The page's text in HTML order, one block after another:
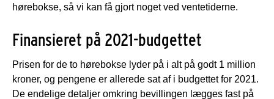
hørebokse, så vi kan få gjort noget ved ventetiderne.
Finansieret på 2021-budgettet
Prisen for de to hørebokse lyder på i alt på godt 1 million
kroner, og pengene er allerede sat af i budgettet for 2021.
De endelige detaljer omkring bevillingen lægges fast på